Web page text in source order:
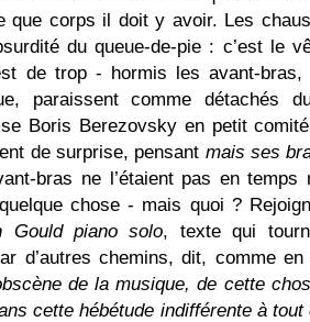
que corps il doit y avoir. Les
du queue-de-pie : c’est le
de trop - hormis les avant-bras,
paraissent comme détachés
Boris Berezovsky en petit
de surprise, pensant mais ses
bras ne l’étaient pas en temps
chose - mais quoi ?
Gould piano solo, texte qui
d’autres chemins, dit, comme
de la musique, de cette
cette hébétude indifférente à